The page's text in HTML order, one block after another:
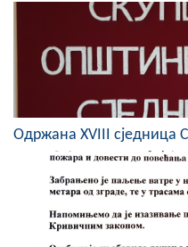
Састав Скупштине
Службени Гласници
Вијести
Одржана XVIII сједница